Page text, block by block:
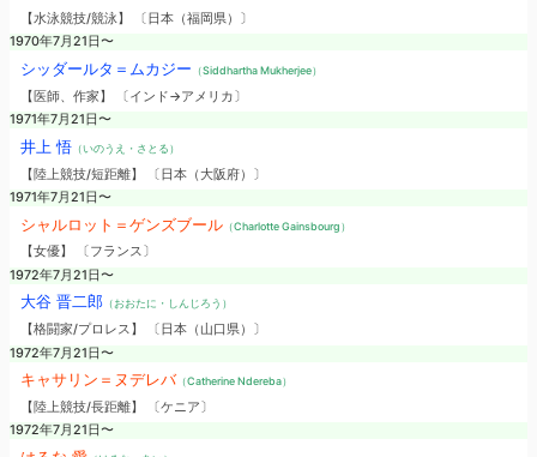
【水泳競技/競泳】 〔日本（福岡県）〕
1970年7月21日〜
シッダールタ＝ムカジー （Siddhartha Mukherjee）
【医師、作家】 〔インド→アメリカ〕
1971年7月21日〜
井上 悟（いのうえ・さとる）
【陸上競技/短距離】 〔日本（大阪府）〕
1971年7月21日〜
シャルロット＝ゲンズブール（Charlotte Gainsbourg）
【女優】 〔フランス〕
1972年7月21日〜
大谷 晋二郎（おおたに・しんじろう）
【格闘家/プロレス】 〔日本（山口県）〕
1972年7月21日〜
キャサリン＝ヌデレバ（Catherine Ndereba）
【陸上競技/長距離】 〔ケニア〕
1972年7月21日〜